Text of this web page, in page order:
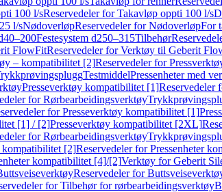
100 l/sReservedeler for Takavløp oppti 100 l/s
l/sNødoverløpReservedeler for NødoverløpFor
Festesystem d250–315Tilbehør
FlowFitReservedeler for Verktøy til Geberit
– kompatibilitet [2]Reservedeler for
TestmiddelPressenheter med
Presseverktøy kompatibilitet [1]Reservedeler
for Rørbearbeidingsverktøy
for Presseverktøy kompatibilitet [1]
[1] / [2]Presseverktøy kompatibilitet [2XL]
for Rørbearbeidingsverktøy
kompatibilitet [2]Reservedeler for Pressenheter
kompatibilitet [4]/[2]Verktøy for Geberit
Reservedeler for
for Tilbehør for rørbearbeidingsverktøy